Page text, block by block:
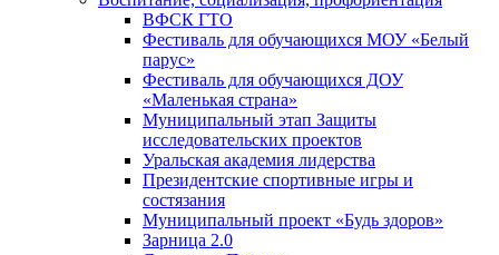
ВФСК ГТО
Фестиваль для обучающихся МОУ «Белый
парус»
Фестиваль для обучающихся ДОУ
«Маленькая страна»
Муниципальный этап Защиты
исследовательских проектов
Уральская академия лидерства
Президентские спортивные игры и
состязания
Муниципальный проект «Будь здоров»
Зарница 2.0